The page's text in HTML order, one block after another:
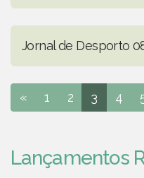
Jornal de Desporto
« 1 2 3 4
Lançamentos